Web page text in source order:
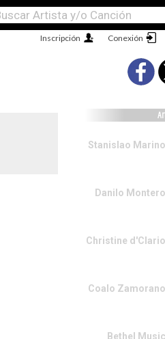
Conexión
Inscripción
Stanislao Marino
Danilo Montero
Christine d'Clario
Coalo Zamorano
Bethel Music